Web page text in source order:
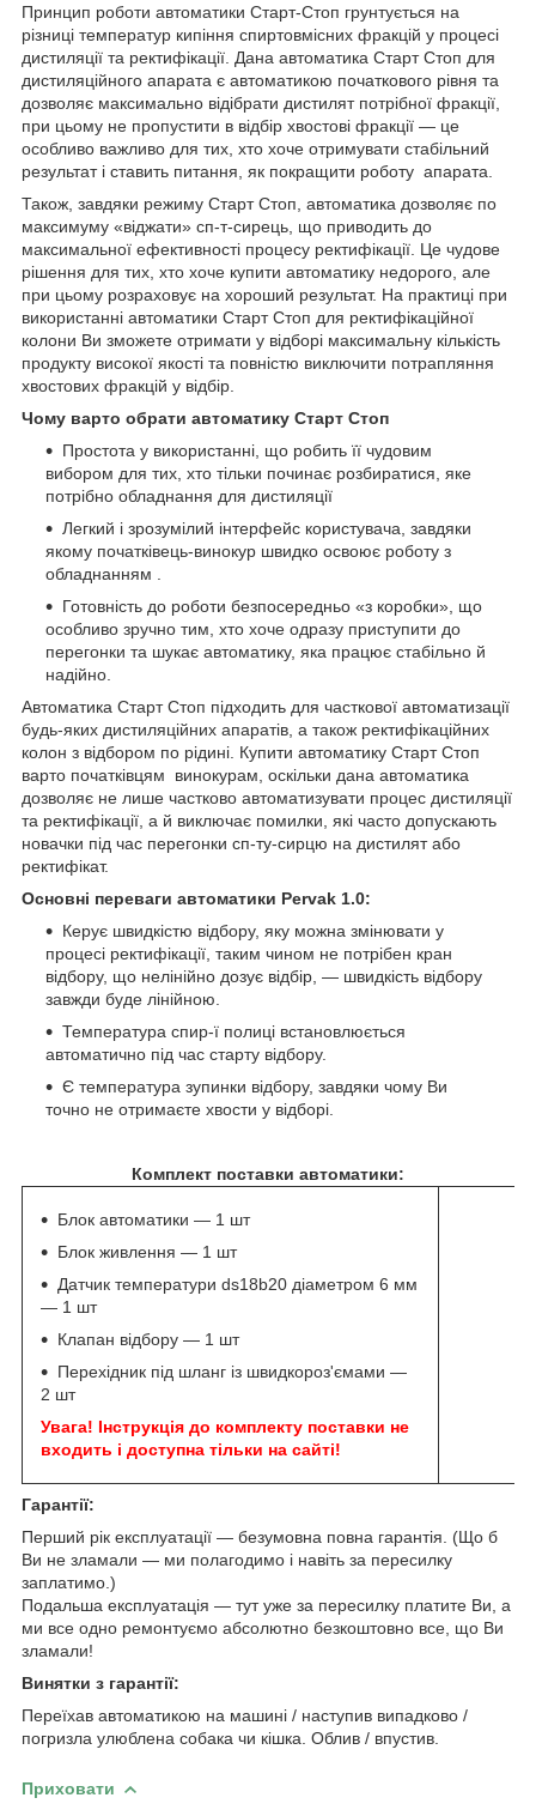
Принцип роботи автоматики Старт-Стоп грунтується на
різниці температур кипіння спиртовмісних фракцій у процесі
дистиляції та ректифікації. Дана автоматика Старт Стоп для
дистиляційного апарата є автоматикою початкового рівня та
дозволяє максимально відібрати дистилят потрібної фракції,
при цьому не пропустити в відбір хвостові фракції — це
особливо важливо для тих, хто хоче отримувати стабільний
результат і ставить питання, як покращити роботу апарата.
Також, завдяки режиму Старт Стоп, автоматика дозволяє по
максимуму «віджати» сп-т-сирець, що приводить до
максимальної ефективності процесу ректифікації. Це чудове
рішення для тих, хто хоче купити автоматику недорого, але
при цьому розраховує на хороший результат. На практиці при
використанні автоматики Старт Стоп для ректифікаційної
колони Ви зможете отримати у відборі максимальну кількість
продукту високої якості та повністю виключити потрапляння
хвостових фракцій у відбір.
Чому варто обрати автоматику Старт Стоп
Простота у використанні, що робить її чудовим
вибором для тих, хто тільки починає розбиратися, яке
потрібно обладнання для дистиляції
Легкий і зрозумілий інтерфейс користувача, завдяки
якому початківець-винокур швидко освоює роботу з
обладнанням .
Готовність до роботи безпосередньо «з коробки», що
особливо зручно тим, хто хоче одразу приступити до
перегонки та шукає автоматику, яка працює стабільно й
надійно.
Автоматика Старт Стоп підходить для часткової автоматизації
будь-яких дистиляційних апаратів, а також ректифікаційних
колон з відбором по рідині. Купити автоматику Старт Стоп
варто початківцям винокурам, оскільки дана автоматика
дозволяє не лише частково автоматизувати процес дистиляції
та ректифікації, а й виключає помилки, які часто допускають
новачки під час перегонки сп-ту-сирцю на дистилят або
ректифікат.
Основні переваги автоматики Pervak 1.0:
Керує швидкістю відбору, яку можна змінювати у
процесі ректифікації, таким чином не потрібен кран
відбору, що нелінійно дозує відбір, — швидкість відбору
завжди буде лінійною.
Температура спир-ї полиці встановлюється
автоматично під час старту відбору.
Є температура зупинки відбору, завдяки чому Ви
точно не отримаєте хвости у відборі.
Комплект поставки автоматики:
Блок автоматики — 1 шт
Блок живлення — 1 шт
Датчик температури ds18b20 діаметром 6 мм
— 1 шт
Клапан відбору — 1 шт
Перехідник під шланг із швидкороз'ємами —
2 шт
Увага! Інструкція до комплекту поставки не
входить і доступна тільки на сайті!
Гарантії:
Перший рік експлуатації — безумовна повна гарантія. (Що б
Ви не зламали — ми полагодимо і навіть за пересилку
заплатимо.)
Подальша експлуатація — тут уже за пересилку платите Ви, а
ми все одно ремонтуємо абсолютно безкоштовно все, що Ви
зламали!
Винятки з гарантії:
Переїхав автоматикою на машині / наступив випадково /
погризла улюблена собака чи кішка. Облив / впустив.
Приховати